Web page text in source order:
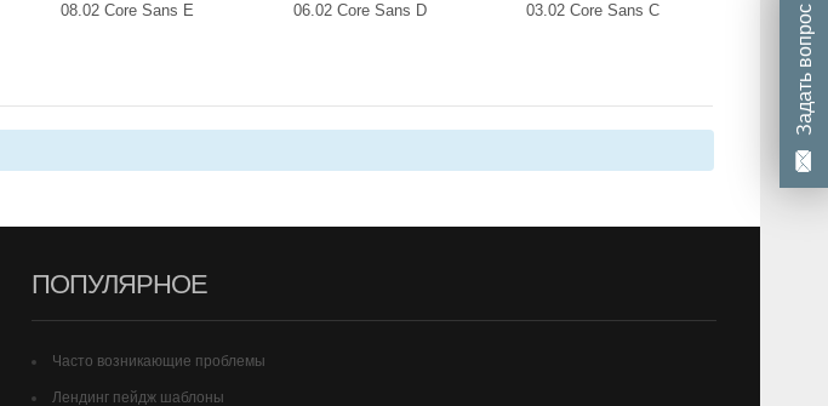
08.02 Core Sans E 06.02 Core Sans D 03.02 Core Sans C
ПОПУЛЯРНОЕ
Часто возникающие проблемы
Лендинг пейдж шаблоны
Задать вопрос